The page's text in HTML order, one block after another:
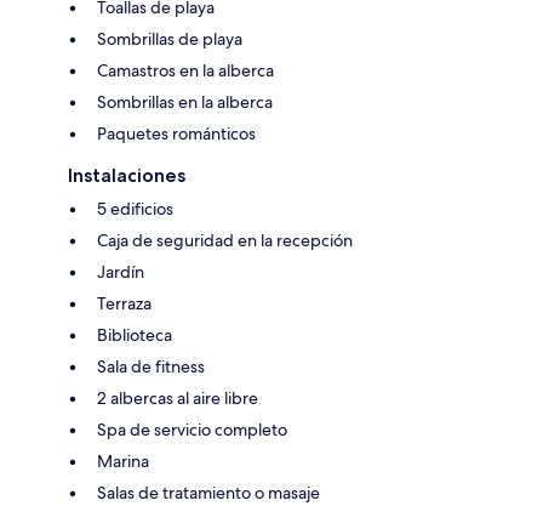
Toallas de playa
Sombrillas de playa
Camastros en la alberca
Sombrillas en la alberca
Paquetes románticos
Instalaciones
5 edificios
Caja de seguridad en la recepción
Jardín
Terraza
Biblioteca
Sala de fitness
2 albercas al aire libre
Spa de servicio completo
Marina
Salas de tratamiento o masaje